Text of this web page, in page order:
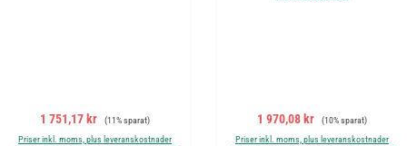
Försäljningspris:
1 751,17 kr Ordinarie pris:
(11% sparat)
Priser inkl. moms, plus leveranskostnader
Försäljningspris:
1 970,08 kr Ordinarie pris:
(10% sparat)
Priser inkl. moms, plus leveranskostnader